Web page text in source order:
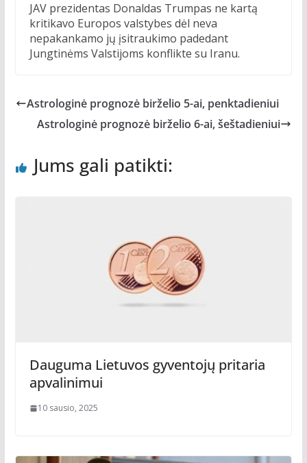
JAV prezidentas Donaldas Trumpas ne kartą
kritikavo Europos valstybes dėl neva
nepakankamo jų įsitraukimo padedant
Jungtinėms Valstijoms konflikte su Iranu.
Astrologinė prognozė birželio 5-ai, penktadieniui
Astrologinė prognozė birželio 6-ai, šeštadieniui
Jums gali patikti:
Dauguma Lietuvos gyventojų pritaria
apvalinimui
10 sausio, 2025